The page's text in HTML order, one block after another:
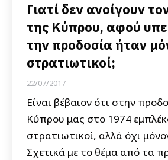
Γιατί δεν ανοίγουν
της Κύπρου, αφού
την προδοσία ήταν
στρατιωτικοί;
22/07/2017
Είναι βέβαιον ότι στην
Κύπρου μας στο 1974
στρατιωτικοί, αλλά όχι
Σχετικά με το θέμα από τα